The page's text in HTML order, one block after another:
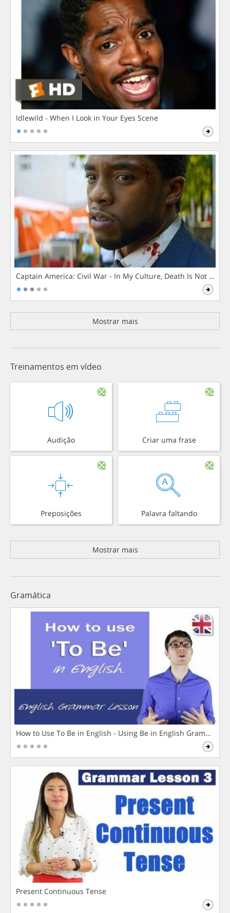
Idlewild - When I Look in Your Eyes Scene
Captain America: Civil War - In My Culture, Death Is Not The
Mostrar mais
Treinamentos em vídeo
Audição Criar uma frase
Preposições Palavra faltando
Mostrar mais
Gramática
How to Use To Be in English - Using Be in English Grammar
Present Continuous Tense